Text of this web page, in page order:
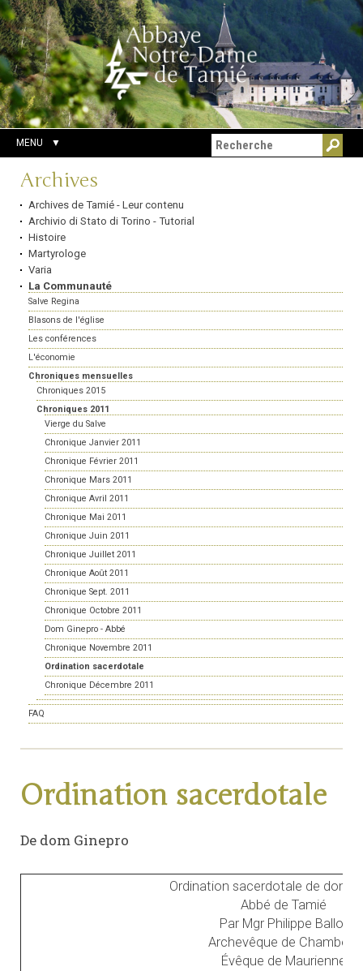
Aller
au
contenu.
|
Aller
à
la
navigation
Outils
personnels
Chercher par
Recherche
avancée…
MENU
Navigation
Archives
Archives de Tamié - Leur contenu
Archivio di Stato di Torino - Tutorial
Histoire
Martyrologe
Varia
La Communauté
Salve Regina
Blasons de l'église
Les conférences
L'économie
Chroniques mensuelles
Chroniques 2015
Chroniques 2011
Vierge du Salve
Chronique Janvier 2011
Chronique Février 2011
Chronique Mars 2011
Chronique Avril 2011
Chronique Mai 2011
Chronique Juin 2011
Chronique Juillet 2011
Chronique Août 2011
Chronique Sept. 2011
Chronique Octobre 2011
Dom Ginepro - Abbé
Chronique Novembre 2011
Ordination sacerdotale
Chronique Décembre 2011
FAQ
Ordination sacerdotale
De dom Ginepro
Ordination sacerdotale de dom
Abbé de Tamié
Par Mgr Philippe Ballot
Archevêque de Chambéry
Évêque de Maurienne